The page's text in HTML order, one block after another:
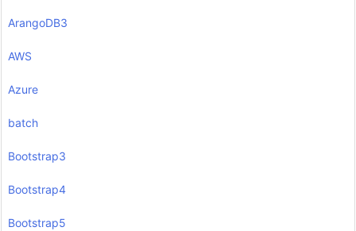
ArangoDB3
AWS
Azure
batch
Bootstrap3
Bootstrap4
Bootstrap5